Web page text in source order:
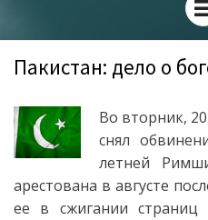
Пакистан: дело о
Во вторник,
снял
летней
арестована в августе
ее в сжигании